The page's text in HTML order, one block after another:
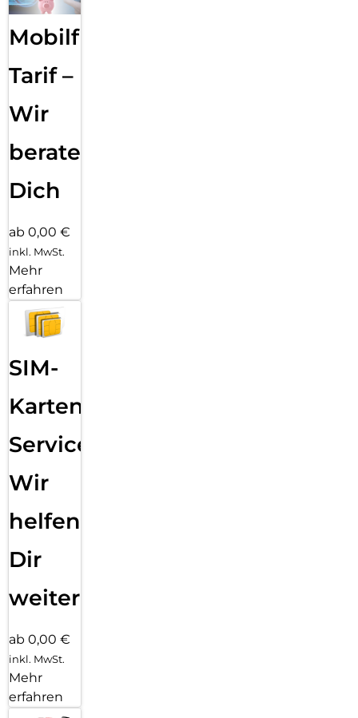
Mobilfunk
Tarif –
Wir
beraten
Dich
ab 0,00 €
inkl. MwSt.
Mehr
erfahren
SIM-
Karten
Service:
Wir
helfen
Dir
weiter
ab 0,00 €
inkl. MwSt.
Mehr
erfahren